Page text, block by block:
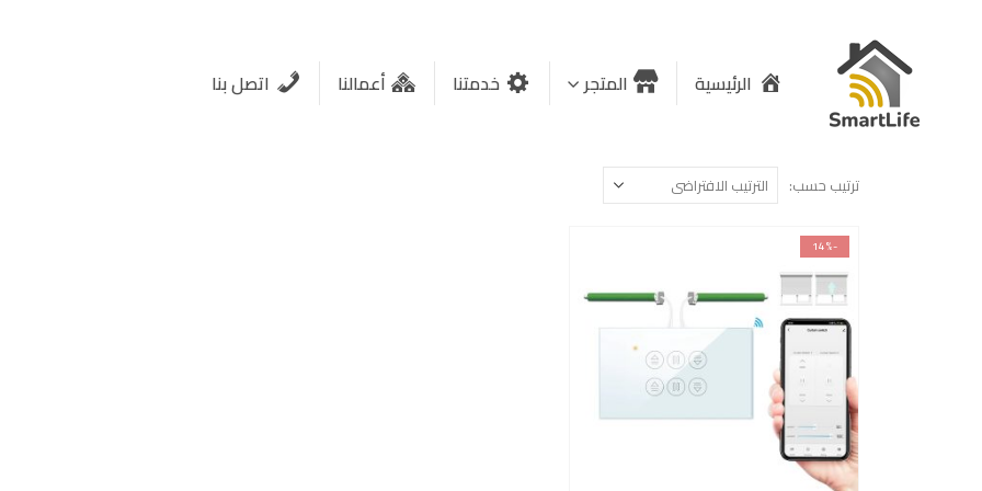
الرئيسية المتجر خدمتنا أعمالنا اتصل بنا
ترتيب حسب:
-14%